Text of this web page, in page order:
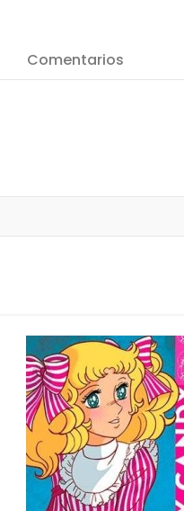
Comentarios